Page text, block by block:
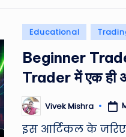
Posted
Educational
Beginner
Trader में एक
Posted
by
Vivek Mishra
इस आर्टिकल के